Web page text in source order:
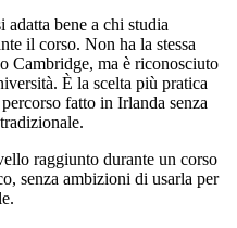
bene a chi studia
il corso. Non ha la stessa
Cambridge, ma è riconosciuto
È la scelta più pratica
fatto in Irlanda senza
raggiunto durante un corso
senza ambizioni di usarla per